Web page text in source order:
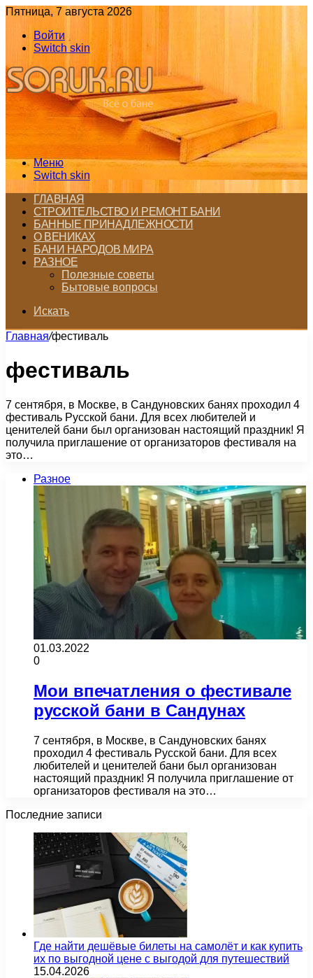
Пятница, 7 августа 2026
Войти
Switch skin
Меню
Switch skin
ГЛАВНАЯ
СТРОИТЕЛЬСТВО И РЕМОНТ БАНИ
БАННЫЕ ПРИНАДЛЕЖНОСТИ
О ВЕНИКАХ
БАНИ НАРОДОВ МИРА
РАЗНОЕ
Полезные советы
Бытовые вопросы
Искать
Главная/фестиваль
фестиваль
7 сентября, в Москве, в Сандуновских банях проходил 4
фестиваль Русской бани. Для всех любителей и
ценителей бани был организован настоящий праздник! Я
получила приглашение от организаторов фестиваля на
это…
Разное
01.03.2022
0
Мои впечатления о фестивале
русской бани в Сандунах
7 сентября, в Москве, в Сандуновских банях
проходил 4 фестиваль Русской бани. Для всех
любителей и ценителей бани был организован
настоящий праздник! Я получила приглашение от
организаторов фестиваля на это…
Последние записи
Где найти дешёвые билеты на самолёт и как купить
их по выгодной цене с выгодой для путешествий
15.04.2026